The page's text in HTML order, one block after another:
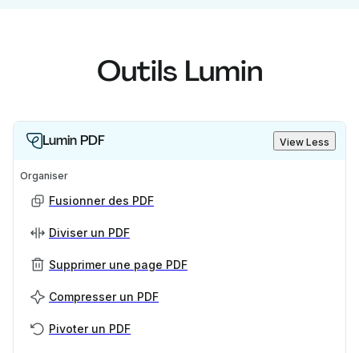
Outils Lumin
Lumin PDF View Less
Organiser
Fusionner des PDF
Diviser un PDF
Supprimer une page PDF
Compresser un PDF
Pivoter un PDF